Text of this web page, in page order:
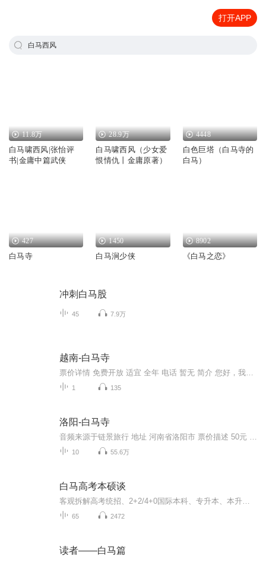
打开APP
白马西风
11.8万
白马啸西风|张怡评
书|金庸中篇武侠
28.9万
白马啸西风（少女爱
恨情仇丨金庸原著）
4448
白色巨塔（白马寺的
白马）
427
白马寺
1450
白马涧少侠
8902
《白马之恋》
冲刺白马股
45 7.9万
越南-白马寺
1 135
洛阳-白马寺
10 55.6万
白马高考本硕谈
65 2472
读者——白马篇